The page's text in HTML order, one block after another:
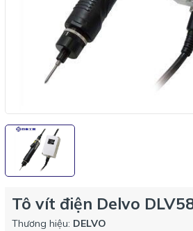
Tô vít điện Delvo
Thương hiệu: DELVO